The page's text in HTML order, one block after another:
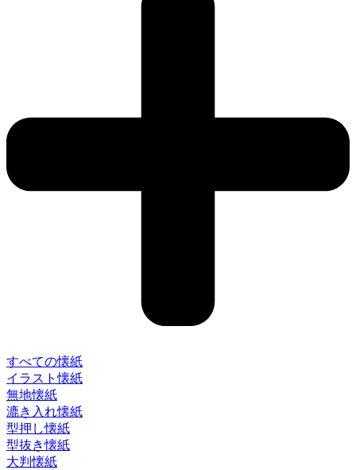
すべての懐紙
イラスト懐紙
無地懐紙
漉き入れ懐紙
型押し懐紙
型抜き懐紙
大判懐紙